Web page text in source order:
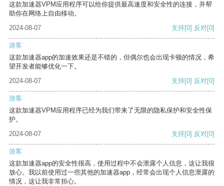
这款加速器VPM应用程序可以给你提供最高速度和安全性的连接，并帮
助你在网络上自由移动。
2024-08-07
支持[0] 反对[0]
游客
这款加速器app的加速效果还是不错的，但偶尔也会出现卡顿的情况，希
望开发者能够优化一下。
2024-08-07
支持[0] 反对[0]
游客
这款加速器VPM应用程序已经为我们带来了无限的隐私保护和安全性保
护。
2024-08-07
支持[0] 反对[0]
游客
这款加速器app的安全性很高，使用过程中不会泄露个人信息，这让我很
放心。我以前使用过一些其他的加速器app，经常会出现个人信息泄露的
情况，这让我非常担心。